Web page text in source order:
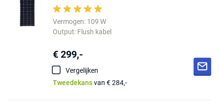
Vermogen: 109 W
Output: Flush kabel
€ 299,-
Vergelijken
Tweedekansvan € 284,-